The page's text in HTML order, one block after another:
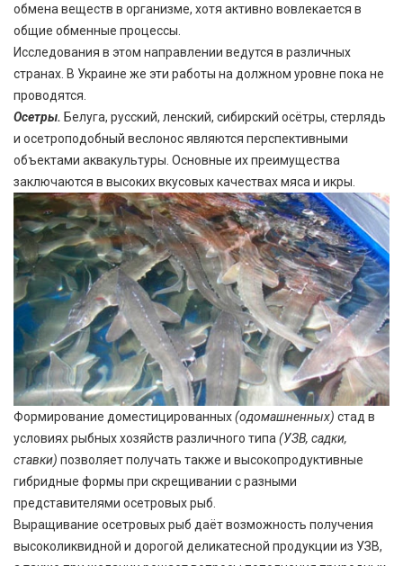
обмена веществ в организме, хотя активно вовлекается в
общие обменные процессы.
Исследования в этом направлении ведутся в различных
странах. В Украине же эти работы на должном уровне пока не
проводятся.
Осетры. Белуга, русский, ленский, сибирский осётры, стерлядь
и осетроподобный веслонос являются перспективными
объектами аквакультуры. Основные их преимущества
заключаются в высоких вкусовых качествах мяса и икры.
Формирование доместицированных(одомашненных) стад в
условиях рыбных хозяйств различного типа (УЗВ, садки,
ставки) позволяет получать также и высокопродуктивные
гибридные формы при скрещивании с разными
представителями осетровых рыб.
Выращивание осетровых рыб даёт возможность получения
высоколиквидной и дорогой деликатесной продукции из УЗВ,